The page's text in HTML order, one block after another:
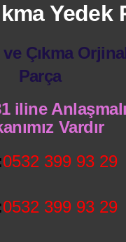
Yedek
ve Çıkma
Parça
iline
Vardır
0532 399 93 29
0532 399 93 29